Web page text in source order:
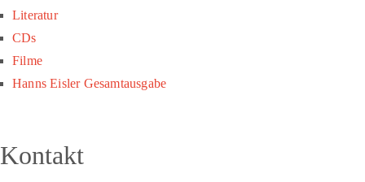
Literatur
CDs
Filme
Hanns Eisler Gesamtausgabe
Kontakt